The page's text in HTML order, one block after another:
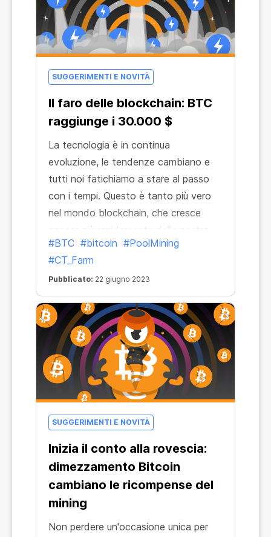
SUGGERIMENTI E NOVITÀ
Il faro delle blockchain: BTC
raggiunge i 30.000 $
La tecnologia è in continua
evoluzione, le tendenze cambiano e
tutti noi fatichiamo a stare al passo
con i tempi. Questo è tanto più vero
nel mondo blockchain, che cresce
ancora più rapidamente della nostra
vita di tutti i giorni. La cosa positiva è
che esiste un riferimento stabile che
rimane insieme a noi in ogni situazione:
Bitcoin.
#BTC #bitcoin #PoolMining
#CT_Farm
Pubblicato: 22 giugno 2023
SUGGERIMENTI E NOVITÀ
Inizia il conto alla rovescia:
dimezzamento Bitcoin
cambiano le ricompense del
mining
Non perdere un'occasione unica per